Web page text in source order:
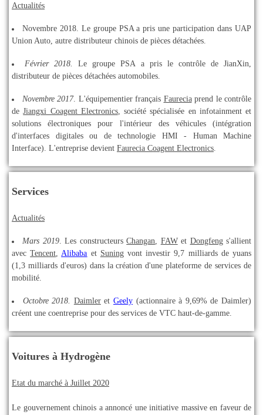
Actualités
Novembre 2018. Le groupe PSA a pris une participation dans UAP
Union Auto, autre distributeur chinois de pièces détachées.
Février 2018.Le groupe PSA a pris le contrôle de JianXin,
distributeur de pièces détachées automobiles.
Novembre 2017. L'équipementier français Faureciaprend le contrôle
deJiangxi Coagent Electronics, société spécialisée en infotainment et
solutions électroniques pour l'intérieur des véhicules (intégration
d'interfaces digitales ou de technologie HMI - Human Machine
Interface). L'entreprise devient Faurecia Coagent Electronics
Services
Actualités
Mars 2019. Les constructeursChangan FAWet Dongfengs'allient
avecTencent Alibaba et Suningvont investir 9,7 milliards de yuans
(1,3 milliards d'euros) dans la création d'une plateforme de services de
mobilité.
Octobre 2018. DaimleretGeely (actionnaire à 9,69% de Daimler)
créent une coentreprise pour des services de VTC haut-de-gamme.
Voitures à Hydrogène
Etat du marché à Juillet 2020
Le gouvernement chinois a annoncé une initiative massive en faveur de